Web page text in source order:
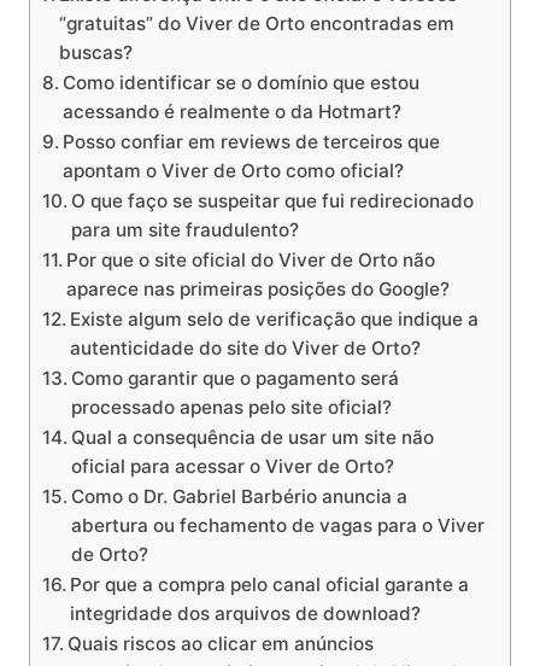
“gratuitas” do Viver de Orto encontradas em
buscas?
Como identificar se o domínio que estou
acessando é realmente o da Hotmart?
Posso confiar em reviews de terceiros que
apontam o Viver de Orto como oficial?
O que faço se suspeitar que fui redirecionado
para um site fraudulento?
Por que o site oficial do Viver de Orto não
aparece nas primeiras posições do Google?
Existe algum selo de verificação que indique a
autenticidade do site do Viver de Orto?
Como garantir que o pagamento será
processado apenas pelo site oficial?
Qual a consequência de usar um site não
oficial para acessar o Viver de Orto?
Como o Dr. Gabriel Barbério anuncia a
abertura ou fechamento de vagas para o Viver
de Orto?
Por que a compra pelo canal oficial garante a
integridade dos arquivos de download?
Quais riscos ao clicar em anúncios